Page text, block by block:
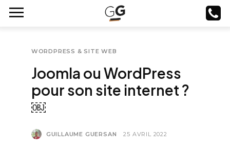
WORDPRESS & SITE WEB
Joomla ou WordPress
pour son site internet ?
￼
GUILLAUME GUERSAN 25 AVRIL 2022